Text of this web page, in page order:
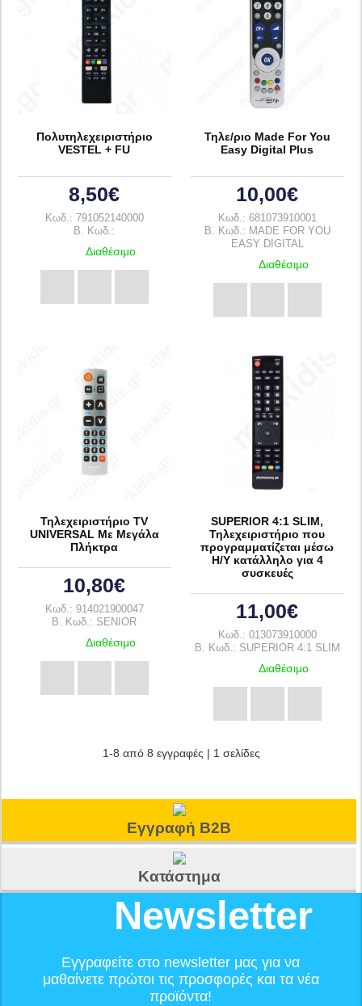
Πολυτηλεχειριστήριο
VESTEL + FU
8,50€
Κωδ.: 791052140000
B. Κωδ.:
Διαθέσιμο
Τηλε/ριο Made For You
Easy Digital Plus
10,00€
Κωδ.: 681073910001
B. Κωδ.: MADE FOR YOU
EASY DIGITAL
Διαθέσιμο
Τηλεχειριστήριο TV
UNIVERSAL Με Μεγάλα
Πλήκτρα
10,80€
Κωδ.: 914021900047
B. Κωδ.: SENIOR
Διαθέσιμο
SUPERIOR 4:1 SLIM,
Τηλεχειριστήριο που
προγραμματίζεται μέσω
Η/Υ κατάλληλο για 4
συσκευές
11,00€
Κωδ.: 013073910000
B. Κωδ.: SUPERIOR 4:1 SLIM
Διαθέσιμο
1-8 από 8 εγγραφές | 1 σελίδες
Εγγραφή B2B
Κατάστημα
Newsletter
Εγγραφείτε στο newsletter μας για να
μαθαίνετε πρώτοι τις προσφορές και τα νέα
προϊόντα!